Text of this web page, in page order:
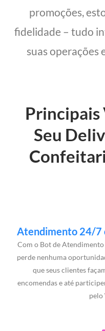
promoções,
fidelidade – tudo
suas operações
Principais
Seu
Atendimento 24/7
Com o Bot de
perde nenhuma
que seus clientes
encomendas e até
pelo